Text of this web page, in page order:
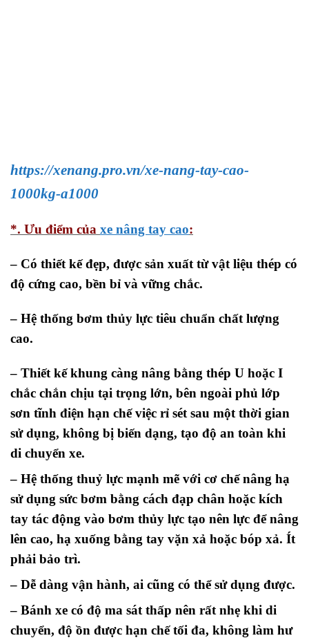
https://xenang.pro.vn/xe-nang-tay-cao-
1000kg-a1000
*. Ưu điểm của xe nâng tay cao:
– Có thiết kế đẹp, được sản xuất từ vật liệu thép có
độ cứng cao, bền bỉ và vững chắc.
– Hệ thống bơm thủy lực tiêu chuẩn chất lượng
cao.
– Thiết kế khung càng nâng bằng thép U hoặc I
chắc chắn chịu tại trọng lớn, bên ngoài phủ lớp
sơn tĩnh điện hạn chế việc rỉ sét sau một thời gian
sử dụng, không bị biến dạng, tạo độ an toàn khi
di chuyển xe.
– Hệ thống thuỷ lực mạnh mẽ với cơ chế nâng hạ
sử dụng sức bơm bằng cách đạp chân hoặc kích
tay tác động vào bơm thủy lực tạo nên lực để nâng
lên cao, hạ xuống bằng tay vặn xả hoặc bóp xả. Ít
phải bảo trì.
– Dễ dàng vận hành, ai cũng có thể sử dụng được.
– Bánh xe có độ ma sát thấp nên rất nhẹ khi di
chuyển, độ ồn được hạn chế tối đa, không làm hư